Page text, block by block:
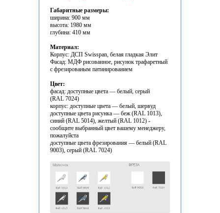
Габаритные размеры:
ширина: 900 мм
высота: 1980 мм
глубина: 410 мм
Материал:
Корпус: ДСП Swisspan, белая гладкая Элит
Фасад: МДФ рисованное, рисунок трафаретный
с фрезированым патинированием
Цвет:
фасад: доступные цвета — белый, серый
(RAL 7024)
корпус: доступные цвета — белый, шервуд
доступные цвета рисунка — беж (RAL 1013),
синий (RAL 5014), желтый (RAL 1012) -
сообщите выбранный цвет вашему менеджеру,
пожалуйста
доступные цвета фрезирования — белый (RAL
9003), серый (RAL 7024)